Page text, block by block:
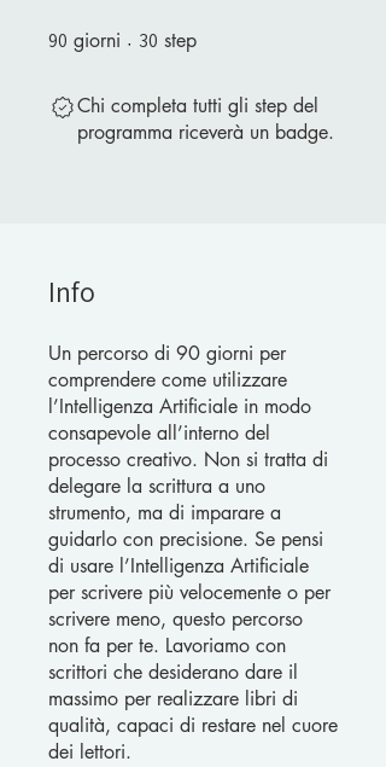
90 giorni 90 giorni
30 step
Chi completa tutti gli step del
programma riceverà un badge.
Info
Un percorso di 90 giorni per
comprendere come utilizzare
l’Intelligenza Artificiale in modo
consapevole all’interno del
processo creativo. Non si tratta di
delegare la scrittura a uno
strumento, ma di imparare a
guidarlo con precisione. Se pensi
di usare l’Intelligenza Artificiale
per scrivere più velocemente o per
scrivere meno, questo percorso
non fa per te. Lavoriamo con
scrittori che desiderano dare il
massimo per realizzare libri di
qualità, capaci di restare nel cuore
dei lettori.